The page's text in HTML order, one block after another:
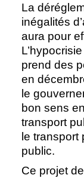
La
inégalités
aura pour
prend des
en
le
bon sens
transport
le transport
public.
Ce projet